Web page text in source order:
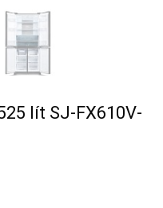
lít SJ-FX610V-